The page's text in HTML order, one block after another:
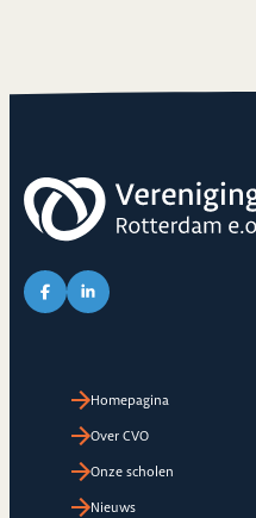
Link naar Facebook pagina
Link naar LinkedIn
Homepagina
Over CVO
Onze scholen
Nieuws